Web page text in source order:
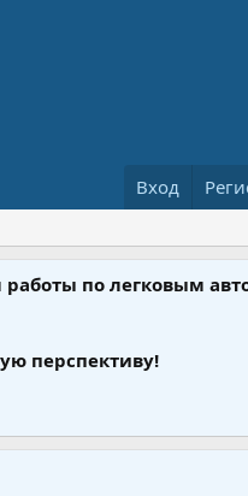
Вход
работы по легковым
перспективу!